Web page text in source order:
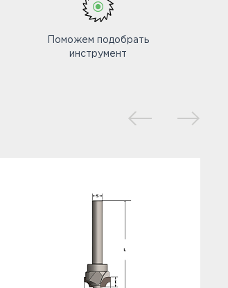
Поможем подобрать
инструмент